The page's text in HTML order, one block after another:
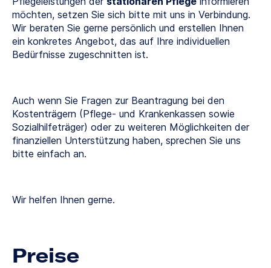
möchten, setzen Sie sich bitte mit uns in Verbindung.
Wir beraten Sie gerne persönlich und erstellen Ihnen
ein konkretes Angebot, das auf Ihre individuellen
Bedürfnisse zugeschnitten ist.
Auch wenn Sie Fragen zur Beantragung bei den
Kostenträgern (Pflege- und Krankenkassen sowie
Sozialhilfeträger) oder zu weiteren Möglichkeiten der
finanziellen Unterstützung haben, sprechen Sie uns
bitte einfach an.
Wir helfen Ihnen gerne.
Preise